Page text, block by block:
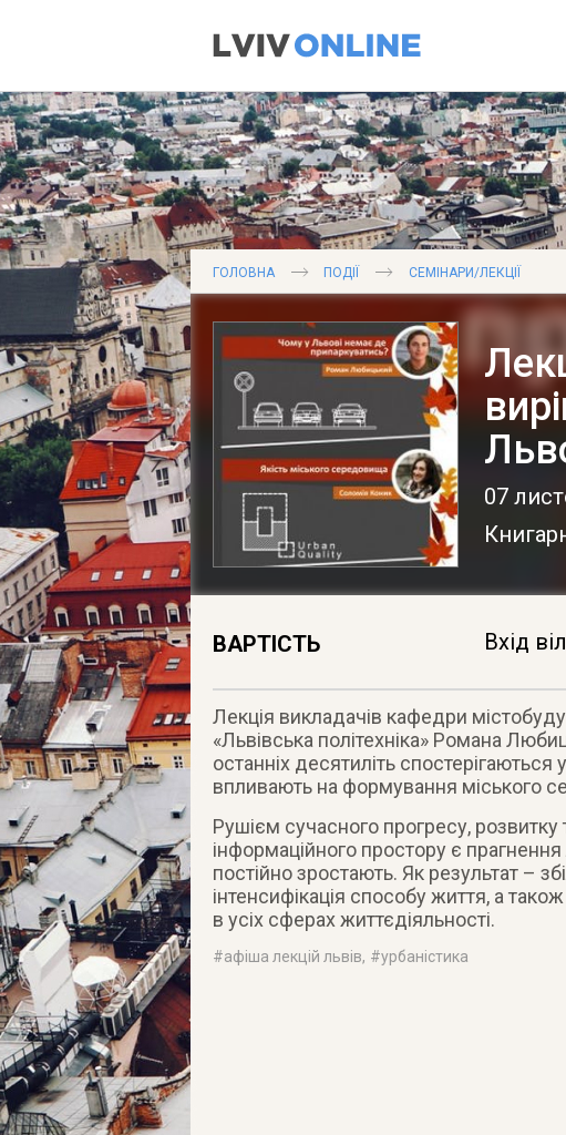
ГОЛОВНА ПОДІЇ СЕМІНАРИ/ЛЕКЦІЇ
07
ВАРТІСТЬ Вхід
Лекція викладачів кафедри
«Львівська політехніка» Романа
останніх десятиліть
впливають на формування міського
Рушієм сучасного прогресу,
інформаційного простору є
постійно зростають. Як результат –
інтенсифікація способу життя, а
в усіх сферах життєдіяльності.
#афіша лекцій львів, #урбаністика